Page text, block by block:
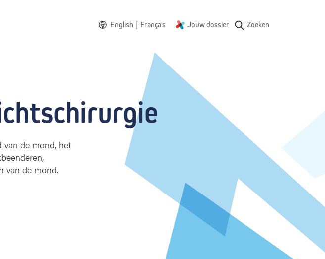
English | Français Jouw dossier Zoeken
de mond, het
van de mond.